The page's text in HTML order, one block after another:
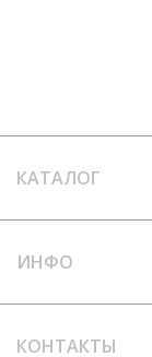
КАТАЛОГ
ИНФО
КОНТАКТЫ